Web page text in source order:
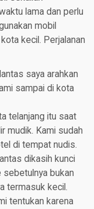
lama dan perlu
mobil
kecil. Perjalanan
saya arahkan
sampai di kota
telanjang itu saat
mudik. Kami sudah
di tempat nudis.
dikasih kunci
sebetulnya bukan
termasuk kecil.
tentukan karena